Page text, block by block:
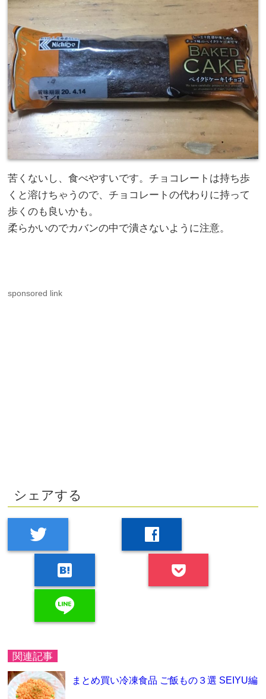
苦くないし、食べやすいです。チョコレートは持ち歩
くと溶けちゃうので、チョコレートの代わりに持って
歩くのも良いかも。
柔らかいのでカバンの中で潰さないように注意。
sponsored link
シェアする
twitter
facebook
hatenabookmark
line
関連記事
まとめ買い冷凍食品 ご飯もの３選 SEIYU編